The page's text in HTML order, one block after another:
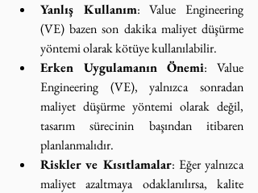
Yanlış Kullanım: Value Engineering
(VE) bazen son dakika maliyet düşürme
yöntemi olarak kötüye kullanılabilir.
Erken Uygulamanın Önemi: Value
Engineering (VE), yalnızca sonradan
maliyet düşürme yöntemi olarak değil,
tasarım sürecinin başından itibaren
planlanmalıdır.
Riskler ve Kısıtlamalar: Eğer yalnızca
maliyet azaltmaya odaklanılırsa, kalite